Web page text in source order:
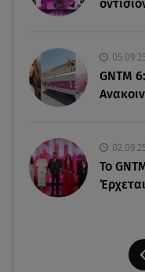
οικογένεια της Λίζα
06.08.26 , 19:10
Μπαντέρας: «Η
καλύτερο πράγμα
GNTM
Το